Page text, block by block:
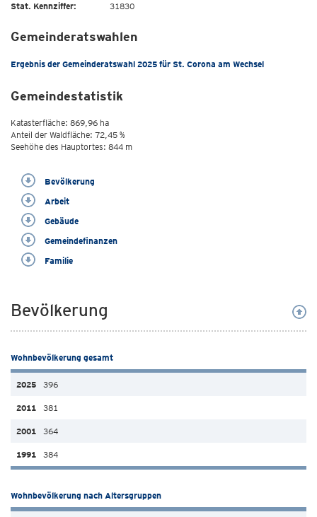
Stat. Kennziffer: 31830
Gemeinderatswahlen
Ergebnis der Gemeinderatswahl 2025 für St. Corona am Wechsel
Gemeindestatistik
Katasterfläche: 869,96 ha
Anteil der Waldfläche: 72,45 %
Seehöhe des Hauptortes: 844 m
Bevölkerung
Arbeit
Gebäude
Gemeindefinanzen
Familie
Bevölkerung
Wohnbevölkerung gesamt
396
381
364
384
Wohnbevölkerung nach Altersgruppen